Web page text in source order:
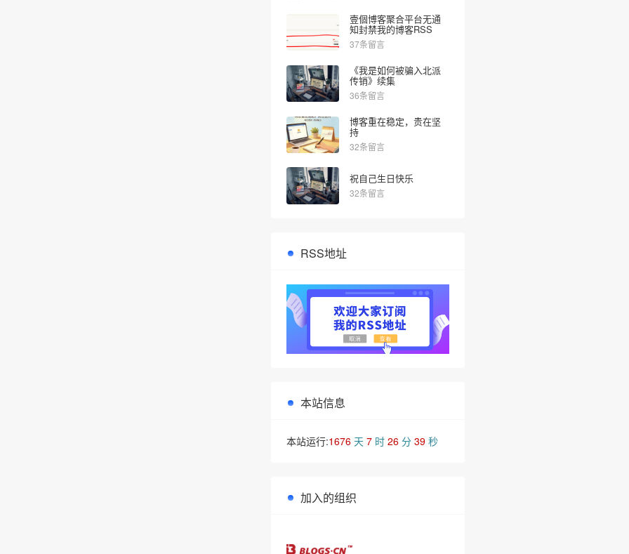
壹個博客聚合平台无通
知封禁我的博客RSS
37条留言
《我是如何被骗入北派
传销》续集
36条留言
博客重在稳定，贵在坚
持
32条留言
祝自己生日快乐
32条留言
RSS地址
本站信息
本站运行:1676天 7时 26分 40秒
加入的组织